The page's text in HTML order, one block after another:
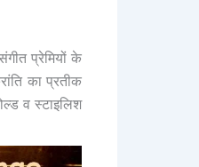
प्रेमियों के
का प्रतीक
व स्टाइलिश